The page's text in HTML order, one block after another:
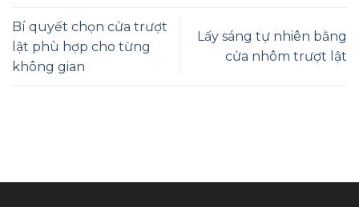
Bí quyết chọn cửa trượt
lật phù hợp cho từng
không gian
Lấy sáng tự nhiên bằng
cửa nhôm trượt lật